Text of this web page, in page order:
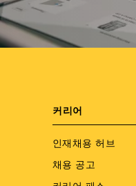
커리어
인재채용 허브
채용 공고